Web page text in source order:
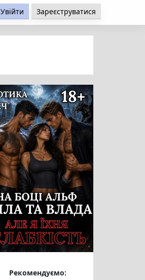
Увійти Зареєструватися
Рекомендуємо: